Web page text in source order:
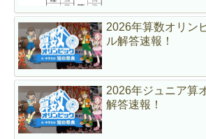
2026年算数オリン
ル解答速報！
2026年ジュニア算
解答速報！